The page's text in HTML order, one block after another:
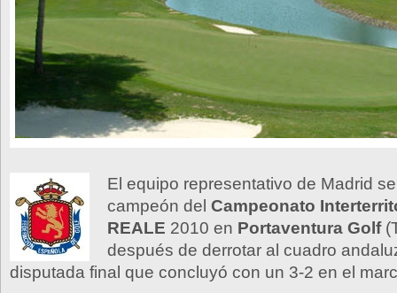
El equipo representativo de Madrid
campeón del Campeonato
REALE 2010 en Portaventura Golf
después de derrotar al cuadro
disputada final que concluyó con un 3-2 en el